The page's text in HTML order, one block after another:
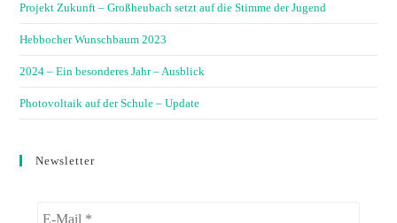
Projekt Zukunft – Großheubach setzt auf die Stimme der Jugend
Hebbocher Wunschbaum 2023
2024 – Ein besonderes Jahr – Ausblick
Photovoltaik auf der Schule – Update
Newsletter